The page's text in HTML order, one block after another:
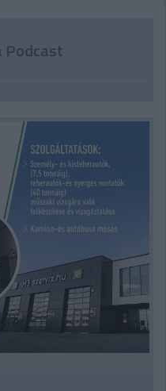
Podcast